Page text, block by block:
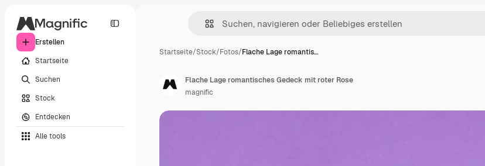
Erstellen
Startseite
Suchen
Stock
Entdecken
Alle tools
Startseite/Stock/Fotos/Flache Lage romantis…
Flache Lage romantisches Gedeck mit roter Rose
magnific